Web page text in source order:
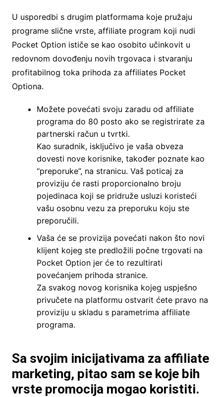
U usporedbi s drugim platformama koje pružaju
programe slične vrste, affiliate program koji nudi
Pocket Option ističe se kao osobito učinkovit u
redovnom dovođenju novih trgovaca i stvaranju
profitabilnog toka prihoda za affiliates Pocket
Optiona.
Možete povećati svoju zaradu od affiliate
programa do 80 posto ako se registrirate za
partnerski račun u tvrtki.
Kao suradnik, isključivo je vaša obveza
dovesti nove korisnike, također poznate kao
“preporuke”, na stranicu. Vaš poticaj za
proviziju će rasti proporcionalno broju
pojedinaca koji se pridruže usluzi koristeći
vašu osobnu vezu za preporuku koju ste
preporučili.
Vaša će se provizija povećati nakon što novi
klijent kojeg ste predložili počne trgovati na
Pocket Option jer će to rezultirati
povećanjem prihoda stranice.
Za svakog novog korisnika kojeg uspješno
privučete na platformu ostvarit ćete pravo na
proviziju u skladu s parametrima affiliate
programa.
Sa svojim inicijativama za affiliate
marketing, pitao sam se koje bih
vrste promocija mogao koristiti.